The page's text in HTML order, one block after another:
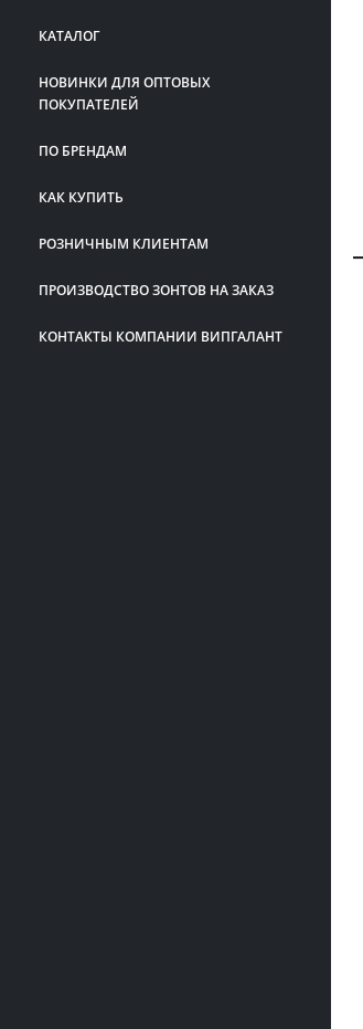
КАТАЛОГ
НОВИНКИ ДЛЯ ОПТОВЫХ
ПОКУПАТЕЛЕЙ
ПО БРЕНДАМ
КАК КУПИТЬ
РОЗНИЧНЫМ КЛИЕНТАМ
ПРОИЗВОДСТВО ЗОНТОВ НА ЗАКАЗ
КОНТАКТЫ КОМПАНИИ ВИПГАЛАНТ